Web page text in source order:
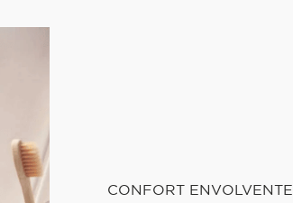
CONFORT ENVOLVENTE